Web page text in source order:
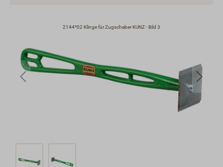
2144*02 Klinge für Zugschaber KUNZ - Bild 3